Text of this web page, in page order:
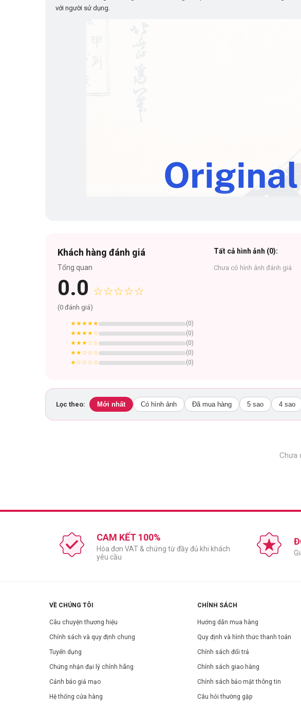
với người sử dụng.
Công dụng:
Bao cao su Sagami Original 0.02 siêu mỏng chỉ 0.02mm, tương đương 1/6 kích
Truyền nhiệt nhanh, bề mặt siêu mịn đem lại cảm giác thật nhất. Giúp loại bỏ
Đóng gói từng chiếc sang trọng, tiện lợi, an toàn khi mang theo người/bảo quản.
Thành phần:
Mủ cao su tự nhiên tinh chế, gel bôi trơn silicon.
Hướng dẫn sử dụng:
Khách hàng đánh giá
Tổng quan
0.0 ☆☆☆☆☆
(0 đánh giá)
★★★★★ (0)
★★★★☆ (0)
★★★☆☆ (0)
★★☆☆☆ (0)
★☆☆☆☆ (0)
Tất cả hình ảnh (0):
Chưa có hình ảnh đánh giá
Lọc theo: Mới nhất Có hình ảnh Đã mua hàng 5 sao 4 sao
Chưa
CAM KẾT 100%
Hóa đơn VAT & chứng từ đầy đủ khi khách
yêu cầu
VỀ CHÚNG TÔI
Câu chuyện thương hiệu
Chính sách và quy định chung
Tuyển dụng
Chứng nhận đại lý chính hãng
Cảnh báo giả mạo
Hệ thống cửa hàng
CHÍNH SÁCH
Hướng dẫn mua hàng
Quy định và hình thức thanh toán
Chính sách đổi trả
Chính sách giao hàng
Chính sách bảo mật thông tin
Câu hỏi thường gặp